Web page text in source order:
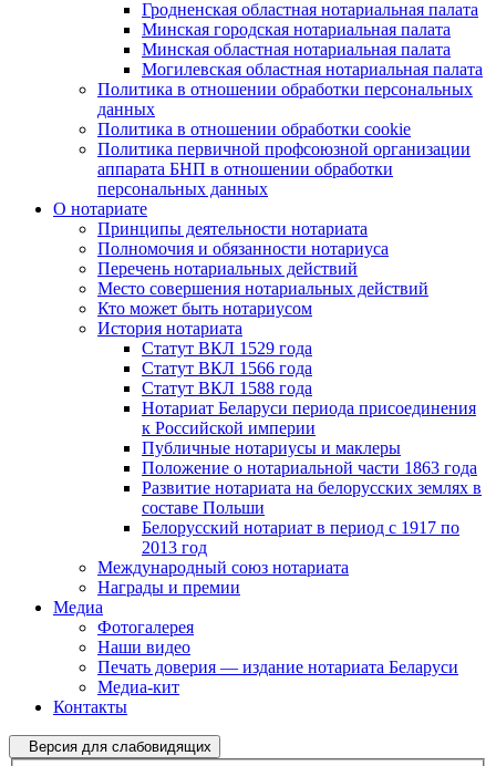
Гродненская областная нотариальная палата
Минская городская нотариальная палата
Минская областная нотариальная палата
Могилевская областная нотариальная палата
Политика в отношении обработки персональных
данных
Политика в отношении обработки cookie
Политика первичной профсоюзной организации
аппарата БНП в отношении обработки
персональных данных
О нотариате
Принципы деятельности нотариата
Полномочия и обязанности нотариуса
Перечень нотариальных действий
Место совершения нотариальных действий
Кто может быть нотариусом
История нотариата
Статут ВКЛ 1529 года
Статут ВКЛ 1566 года
Статут ВКЛ 1588 года
Нотариат Беларуси периода присоединения
к Российской империи
Публичные нотариусы и маклеры
Положение о нотариальной части 1863 года
Развитие нотариата на белорусских землях в
составе Польши
Белорусский нотариат в период с 1917 по
2013 год
Международный союз нотариата
Награды и премии
Медиа
Фотогалерея
Наши видео
Печать доверия — издание нотариата Беларуси
Медиа-кит
Контакты
Версия для слабовидящих